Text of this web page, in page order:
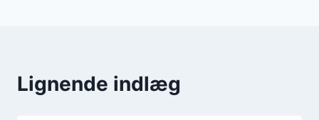
Lignende indlæg